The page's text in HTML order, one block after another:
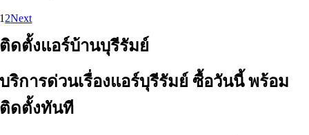
1 2Next
ติดตั้งแอร์บ้านบุรีรัมย์
บริการด่วนเรื่องแอร์บุรีรัมย์ ซื้อวันนี้ พร้อม
ติดตั้งทันที